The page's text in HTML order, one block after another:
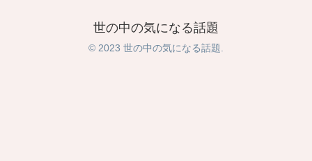
世の中の気になる話題
© 2023 世の中の気になる話題.